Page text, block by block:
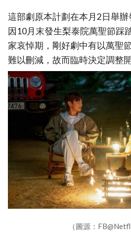
這部劇原本計劃在本月2日舉
因10月末發生梨泰院萬聖節踩
家哀悼期，剛好劇中有以萬聖
難以刪減，故而臨時決定調整開
（圖源：